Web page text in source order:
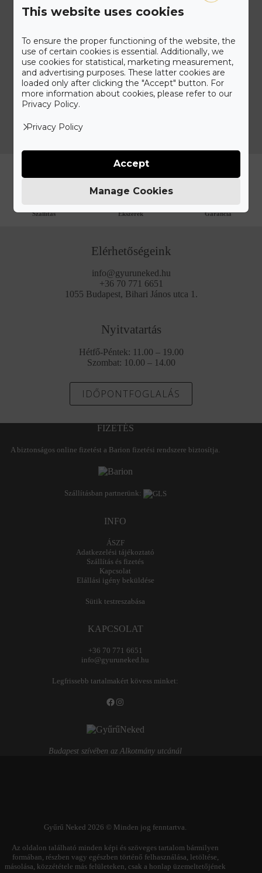
KÜLDÉS
Szállítás
Ékszerek
Garancia
Elérhetőségeink
info@gyuruneked.hu
+36 70 771 6651
1055 Budapest, Bihari János utca 1.
Nyitvatartás
Hétfő-Péntek: 11.00 – 19.00
Szombat: 10.00 – 14.00
IDŐPONTFOGLALÁS
FIZETÉS
A biztonságos online fizetést a Barion fizetési rendszere biztosítja.
Szállításban partnerünk:
INFO
ÁSZF
Adatkezelési tájékoztató
Szállítás és fizetés
Kapcsolat
Elállási igény beküldése
Sütik testreszabása
KAPCSOLAT
+36 70 771 6651
info@gyuruneked.hu
Legfrissebb tartalmakért kövess minket:
Facebook
Instagram
Budapest szívében az Alkotmány utcánál
Gyűrű Neked 2026 © Minden jog fenntartva.
Az oldalon található minden képi és szöveges tartalom bármilyen
formában, részben vagy egészben történő felhasználása, letöltése,
másolása, közzététele más felületeken, csak a honlap üzemeltetőjének
This website uses cookies
To ensure the proper functioning of the website, the
use of certain cookies is essential. Additionally, we
use cookies for statistical, marketing measurement,
and advertising purposes. These latter cookies are
loaded only after clicking the "Accept" button. For
more information about cookies, please refer to our
Privacy Policy.
Privacy Policy
Manage Cookies
Accept